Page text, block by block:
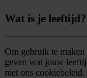
Wat is je leeftijd?
Om gebruik te
geven wat jouw
met ons cookiebeleid.